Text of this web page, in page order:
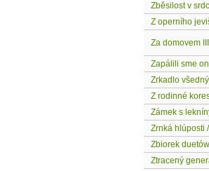
Zběsilost v
Z operního
Za domovem
Zapálili sme
Zrkadlo
Z rodinné
Zámek s
Zrnká hlúposti
Zbiorek
Ztracený